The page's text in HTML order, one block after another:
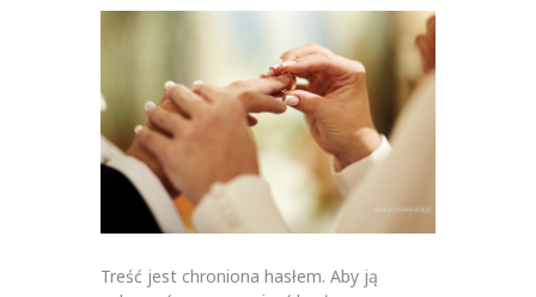
Treść jest chroniona hasłem. Aby ją